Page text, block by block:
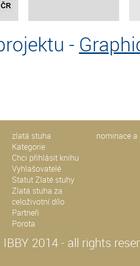
-
zlatá stuha
Kategorie
Chci přihlásit knihu
Vyhlašovatelé
Statut Zlaté stuhy
Zlatá stuha za
celoživotní dílo
Partneři
Porota
nominace a
2014 - all rights